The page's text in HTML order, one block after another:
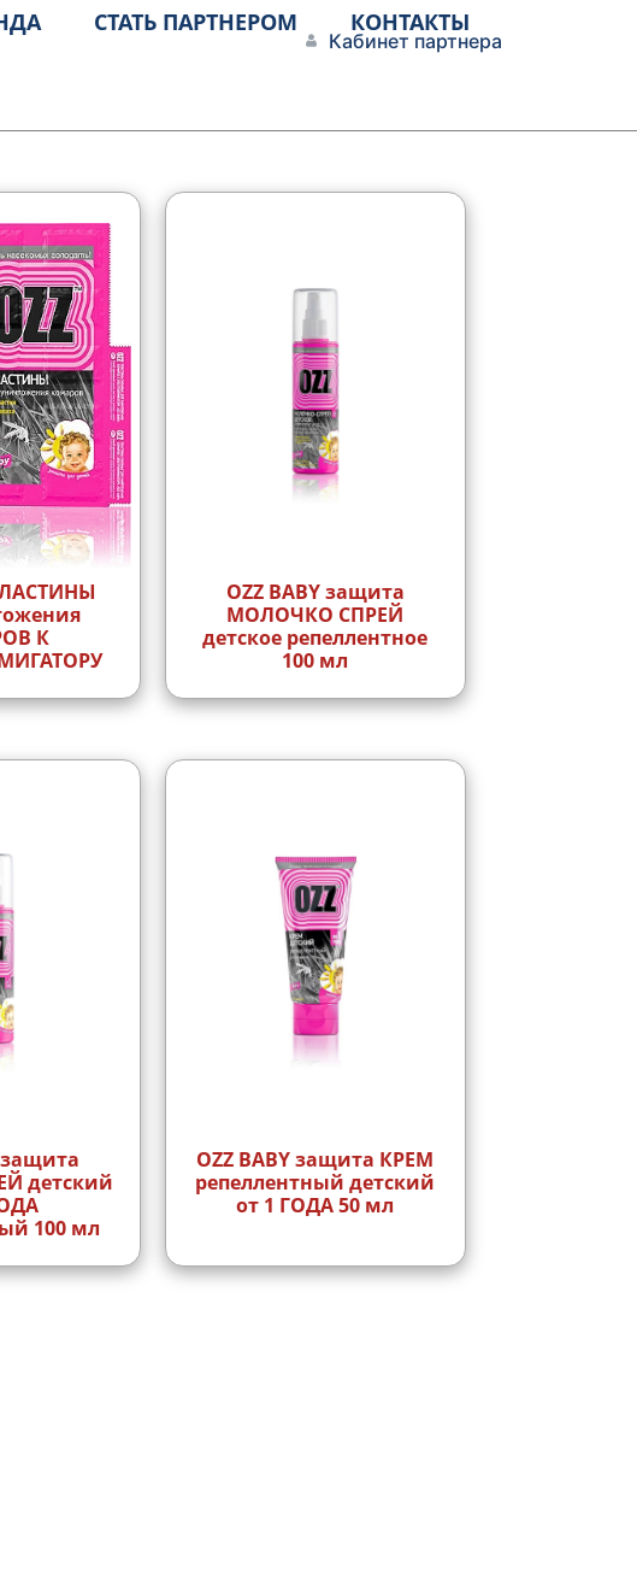
Кабинет партнера
СТАТЬ ПАРТНЕРОМ КОНТАКТЫ
К
OZZ BABY защита
МОЛОЧКО СПРЕЙ
детское репеллентное
100 мл
детский
100 мл
OZZ BABY защита КРЕМ
репеллентный детский
от 1 ГОДА 50 мл